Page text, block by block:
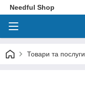
Needful Shop
Товари та послуги